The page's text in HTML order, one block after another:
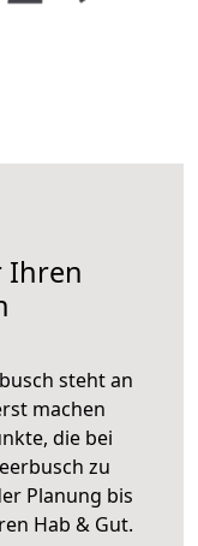
Ihren
steht an
machen
die bei
zu
Planung bis
Hab & Gut.